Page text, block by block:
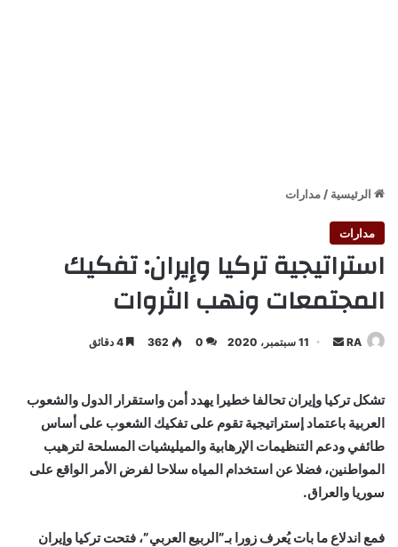
الرئيسية / مدارات
مدارات
استراتيجية تركيا وإيران: تفكيك
المجتمعات ونهب الثروات
RA
أرسل 11 سبتمبر، 2020 0
362
تشكل تركيا وإيران تحالفا خطيرا يهدد أمن واستقرار الدول والشعوب
العربية باعتماد إستراتيجية تقوم على تفكيك الشعوب على أساس
طائفي ودعم التنظيمات الإرهابية والميليشيات المسلحة لترهيب
المواطنين، فضلا عن استخدام المياه سلاحا لفرض الأمر الواقع على
سوريا والعراق.
فمع اندلاع ما بات يُعرف زورا بـ”الربيع العربي”، فتحت تركيا وإيران